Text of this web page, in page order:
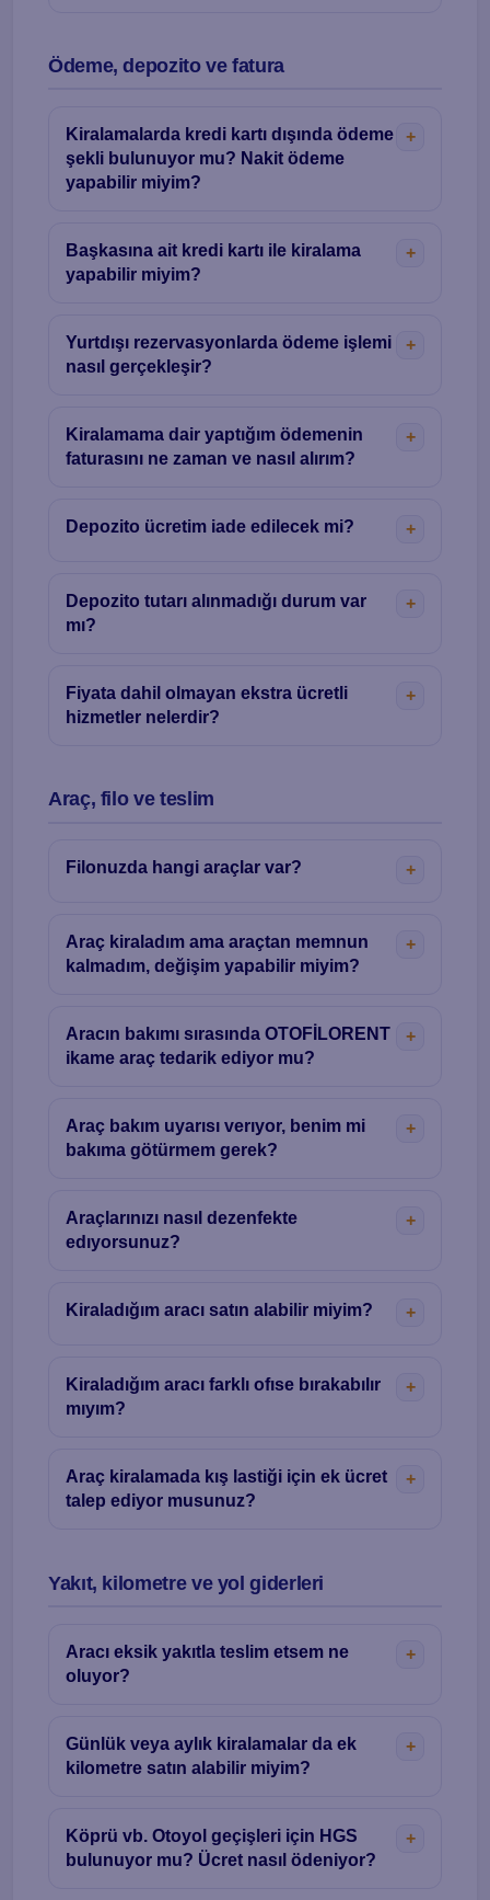
Ödeme, depozito ve fatura
Kiralamalarda kredi kartı dışında ödeme
şekli bulunuyor mu? Nakit ödeme
yapabilir miyim?
Başkasına ait kredi kartı ile kiralama
yapabilir miyim?
Yurtdışı rezervasyonlarda ödeme işlemi
nasıl gerçekleşir?
Kiralamama dair yaptığım ödemenin
faturasını ne zaman ve nasıl alırım?
Depozito ücretim iade edilecek mi?
Depozito tutarı alınmadığı durum var
mı?
Fiyata dahil olmayan ekstra ücretli
hizmetler nelerdir?
Araç, filo ve teslim
Filonuzda hangi araçlar var?
Araç kiraladım ama araçtan memnun
kalmadım, değişim yapabilir miyim?
Aracın bakımı sırasında OTOFİLORENT
ikame araç tedarik ediyor mu?
Araç bakım uyarısı verıyor, benim mi
bakıma götürmem gerek?
Araçlarınızı nasıl dezenfekte
edıyorsunuz?
Kiraladığım aracı satın alabilir miyim?
Kiraladığım aracı farklı ofıse bırakabılır
mıyım?
Araç kiralamada kış lastiği için ek ücret
talep ediyor musunuz?
Yakıt, kilometre ve yol giderleri
Aracı eksik yakıtla teslim etsem ne
oluyor?
Günlük veya aylık kiralamalar da ek
kilometre satın alabilir miyim?
Köprü vb. Otoyol geçişleri için HGS
bulunuyor mu? Ücret nasıl ödeniyor?